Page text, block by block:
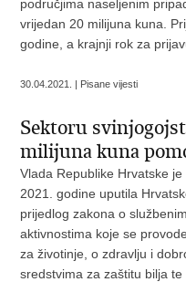
područjima naseljenim
vrijedan 20 milijuna kuna.
godine, a krajnji rok za
30.04.2021. | Pisane vijesti
Sektoru
milijuna kuna
Vlada Republike Hrvatske
2021. godine uputila
prijedlog zakona o
aktivnostima koje se
za životinje, o zdravlju i
sredstvima za zaštitu bilja